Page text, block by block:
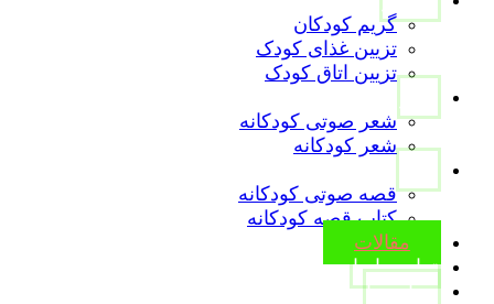
گریم کودکان
تزیین غذای کودک
تزیین اتاق کودک
شعر صوتی کودکانه
شعر کودکانه
قصه صوتی کودکانه
کتاب قصه کودکانه
مقالات
تماس با ما
درباره ما